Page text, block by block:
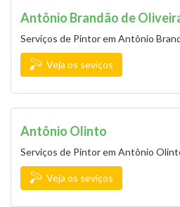
Antônio Brandão de
Serviços de Pintor em Antônio
Veja os seviços
Antônio Olinto
Serviços de Pintor em Antônio
Veja os seviços